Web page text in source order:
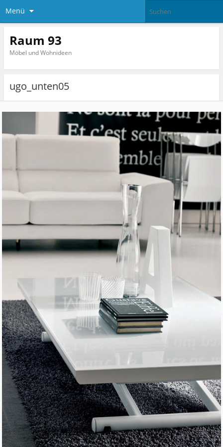
Menü
Raum 93
Möbel und Wohnideen
ugo_unten05